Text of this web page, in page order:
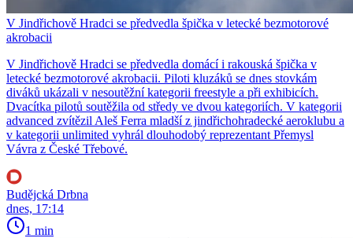
V Jindřichově Hradci se předvedla špička v letecké bezmotorové
akrobacii
V Jindřichově Hradci se předvedla domácí i rakouská špička v
letecké bezmotorové akrobacii. Piloti kluzáků se dnes stovkám
diváků ukázali v nesoutěžní kategorii freestyle a při exhibicích.
Dvacítka pilotů soutěžila od středy ve dvou kategoriích. V kategorii
advanced zvítězil Aleš Ferra mladší z jindřichohradecké aeroklubu a
v kategorii unlimited vyhrál dlouhodobý reprezentant Přemysl
Vávra z České Třebové.
Budějcká Drbna
dnes, 17:14
1 min